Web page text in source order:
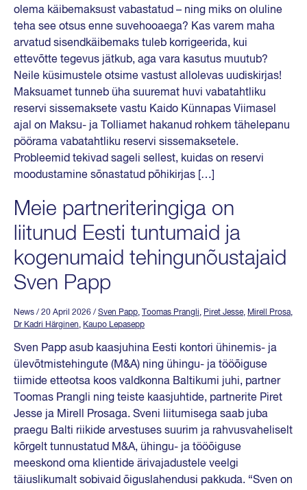
olema käibemaksust vabastatud – ning miks on oluline
teha see otsus enne suvehooaega? Kas varem maha
arvatud sisendkäibemaks tuleb korrigeerida, kui
ettevõtte tegevus jätkub, aga vara kasutus muutub?
Neile küsimustele otsime vastust allolevas uudiskirjas!
Maksuamet tunneb üha suuremat huvi vabatahtliku
reservi sissemaksete vastu Kaido Künnapas Viimasel
ajal on Maksu- ja Tolliamet hakanud rohkem tähelepanu
pöörama vabatahtliku reservi sissemaksetele.
Probleemid tekivad sageli sellest, kuidas on reservi
moodustamine sõnastatud põhikirjas […]
Meie partneriteringiga on
liitunud Eesti tuntumaid ja
kogenumaid tehingunõustajaid
Sven Papp
News / 20 April 2026 / Sven Papp, Toomas Prangli, Piret Jesse, Mirell Prosa,
Dr Kadri Härginen, Kaupo Lepasepp
Sven Papp asub kaasjuhina Eesti kontori ühinemis- ja
ülevõtmistehingute (M&A) ning ühingu- ja tööõiguse
tiimide etteotsa koos valdkonna Baltikumi juhi, partner
Toomas Prangli ning teiste kaasjuhtide, partnerite Piret
Jesse ja Mirell Prosaga. Sveni liitumisega saab juba
praegu Balti riikide arvestuses suurim ja rahvusvaheliselt
kõrgelt tunnustatud M&A, ühingu- ja tööõiguse
meeskond oma klientide ärivajadustele veelgi
täiuslikumalt sobivaid õiguslahendusi pakkuda. “Sven on